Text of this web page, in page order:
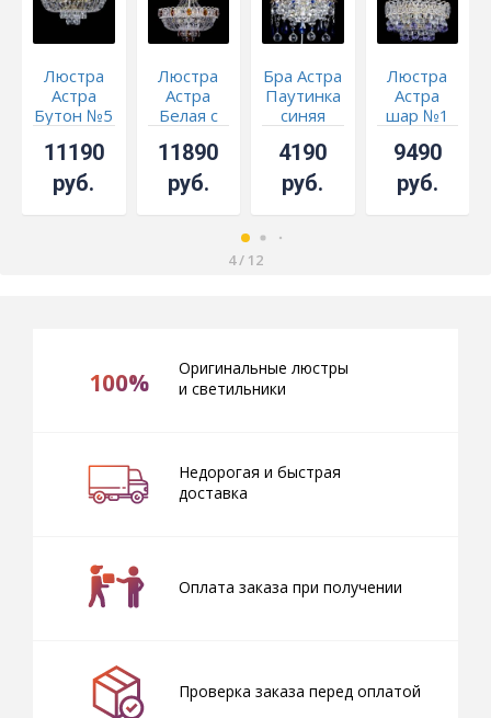
Люстра
Астра
Бутон №5
бронзу
11190
руб.
Люстра
Астра
Белая с
чайная
11890
руб.
Бра Астра
Паутинка
синяя
4190
руб.
Люстра
Астра
шар №1
белая
9490
руб.
4/ 12
100%
Оригинальные люстры
и светильники
Недорогая и быстрая
доставка
Оплата заказа при получении
Проверка заказа перед оплатой